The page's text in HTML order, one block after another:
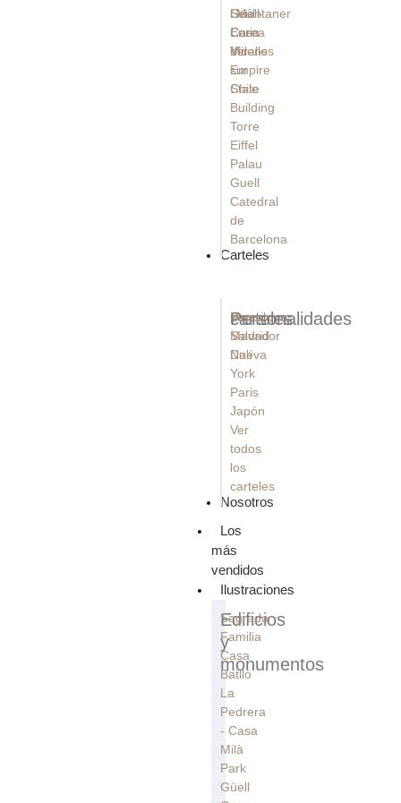
Güell
Casa
Vicens
Empire
State
Building
Torre
Eiffel
Palau
Guell
Catedral
de
Barcelona
Seúl -
Corea
del
sur
Chile
i Montaner
Enric
Miralles
Carteles
carteles
Barcelona
Madrid
Nueva
York
Paris
Japón
Ver
todos
los
carteles
Personalidades
Messi
Salvador
Dalí
Nosotros
Los
más
vendidos
Ilustraciones
Edificios
y
monumentos
Sagrada
Familia
Casa
Batllò
La
Pedrera
- Casa
Milà
Park
Güell